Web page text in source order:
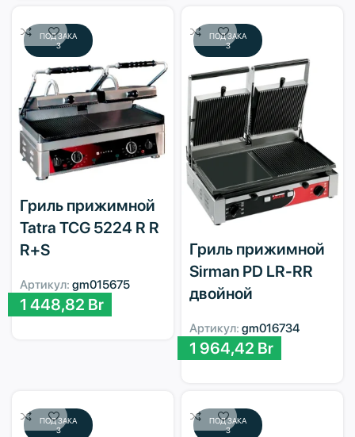
ПОД ЗАКА
З
Гриль прижимной
Tatra TCG 5224 R R
R+S
Артикул: gm015675
1 448,82 Br
ПОД ЗАКА
З
Гриль прижимной
Sirman PD LR-RR
двойной
Артикул: gm016734
1 964,42 Br
ПОД ЗАКА
З
ПОД ЗАКА
З